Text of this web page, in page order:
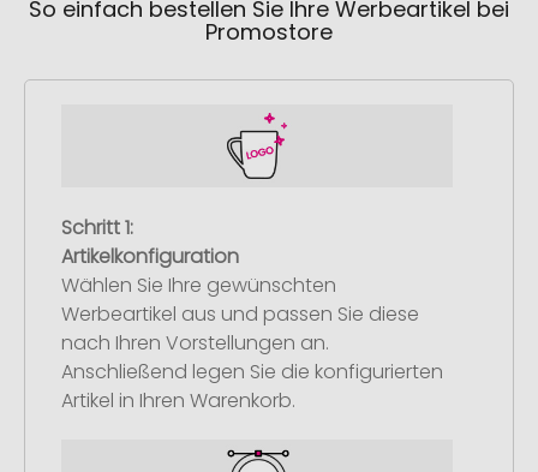
So einfach bestellen Sie Ihre Werbeartikel bei
Promostore
Schritt 1:
Artikelkonfiguration
Wählen Sie Ihre gewünschten
Werbeartikel aus und passen Sie diese
nach Ihren Vorstellungen an.
Anschließend legen Sie die konfigurierten
Artikel in Ihren Warenkorb.